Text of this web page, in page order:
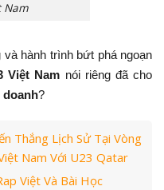
Nam
hành trình bứt phá ngoạn
Việt Nam nói riêng đã cho
doanh?
Thắng Lịch Sử Tại Vòng
Nam Với U23 Qatar
Việt Và Bài Học